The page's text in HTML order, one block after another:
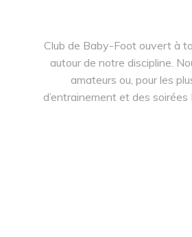
Club de Baby-Foot ouvert à
autour de notre discipline.
amateurs ou, pour les
d’entrainement et des